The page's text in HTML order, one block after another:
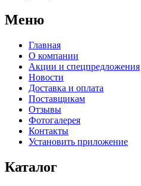
Меню
Главная
О компании
Акции и спецпредложения
Новости
Доставка и оплата
Поставщикам
Отзывы
Фотогалерея
Контакты
Установить приложение
Каталог